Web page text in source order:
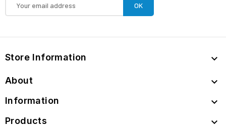
Store Information 
About 
Information 
Products 